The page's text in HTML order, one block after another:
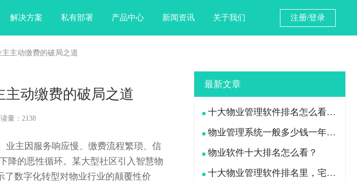
解决方案 私有部署 产品中心 新闻资讯 关于我们 注册/登录
主动缴费的破局之道
动缴费的破局之道
量：2138
主因服务响应慢、缴费流程繁琐、信
降的恶性循环。某大型社区引入智慧物
了数字化转型对物业行业的颠覆性价
最新文章
十大物业管理软件排名怎么看？宅总管靠什么在榜上站住脚？
物业管理系统一般多少钱一年？宅总管一年费用多少？
物业软件十大排名怎么看？
十大物业管理软件排名里，宅总管凭什么被300多家物业公司选择？